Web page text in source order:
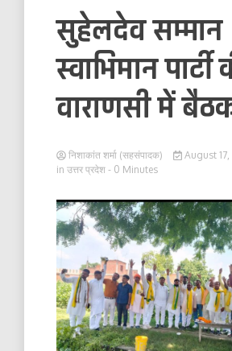
सुहेलदेव सम्मान
स्वाभिमान पार्टी
वाराणसी में
निशाकांत शर्मा (सहसंपादक)
August 17,
in उत्तर प्रदेश - 0 Minutes